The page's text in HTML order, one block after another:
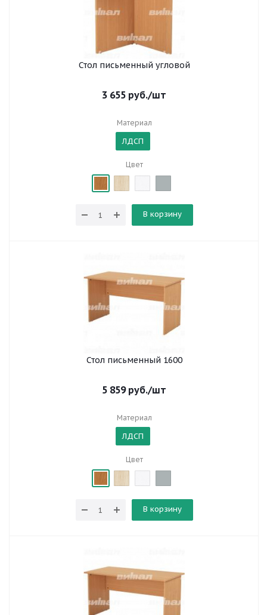
Стол письменный угловой
3 655 руб./шт
Материал
ЛДСП
Цвет
В корзину
Стол письменный 1600
5 859руб./шт
Материал
ЛДСП
Цвет
В корзину